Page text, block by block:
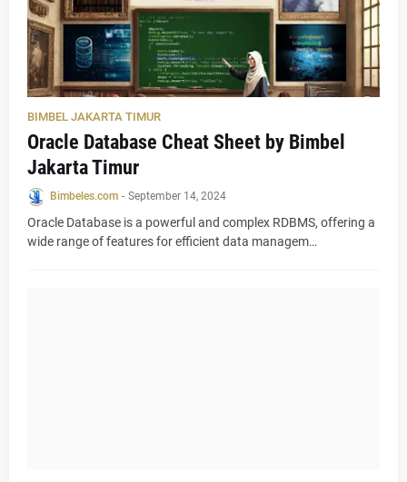
BIMBEL JAKARTA TIMUR
Oracle Database Cheat Sheet by Bimbel
Jakarta Timur
Bimbeles.com - September 14, 2024
Oracle Database is a powerful and complex RDBMS, offering a
wide range of features for efficient data managem…